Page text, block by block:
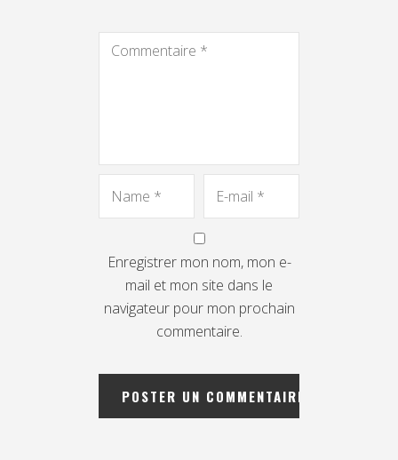
Enregistrer mon nom, mon e-
mail et mon site dans le
navigateur pour mon prochain
commentaire.